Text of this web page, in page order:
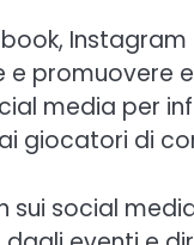
promuovere
media per
giocatori di
sui social